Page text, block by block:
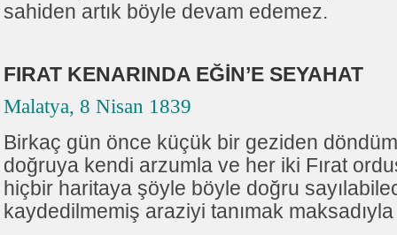
sahiden artık böyle devam edemez.
FIRAT KENARINDA EĞİN’E SEYAHAT
Malatya, 8 Nisan 1839
Birkaç gün önce küçük bir geziden
doğruya kendi arzumla ve her iki Fırat
hiçbir haritaya şöyle böyle doğru
kaydedilmemiş araziyi tanımak maksadıyla